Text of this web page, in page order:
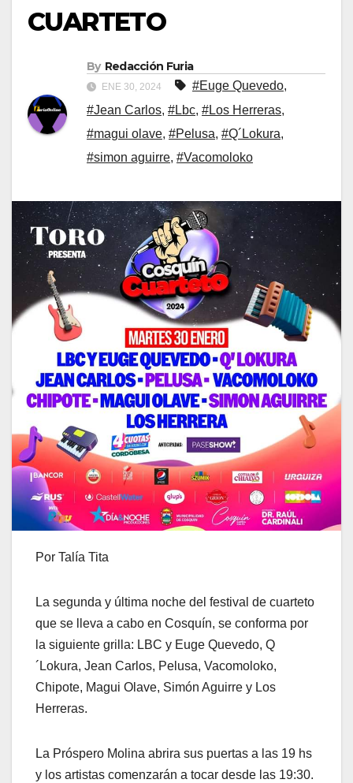
CUARTETO
By Redacción Furia
ENE 30, 2024 #Euge Quevedo,
#Jean Carlos, #Lbc, #Los Herreras,
#magui olave, #Pelusa, #Q´Lokura,
#simon aguirre, #Vacomoloko
Por Talía Tita
La segunda y última noche del festival de cuarteto
que se lleva a cabo en Cosquín, se conforma por
la siguiente grilla: LBC y Euge Quevedo, Q
´Lokura, Jean Carlos, Pelusa, Vacomoloko,
Chipote, Magui Olave, Simón Aguirre y Los
Herreras.
La Próspero Molina abrira sus puertas a las 19 hs
y los artistas comenzarán a tocar desde las 19:30.